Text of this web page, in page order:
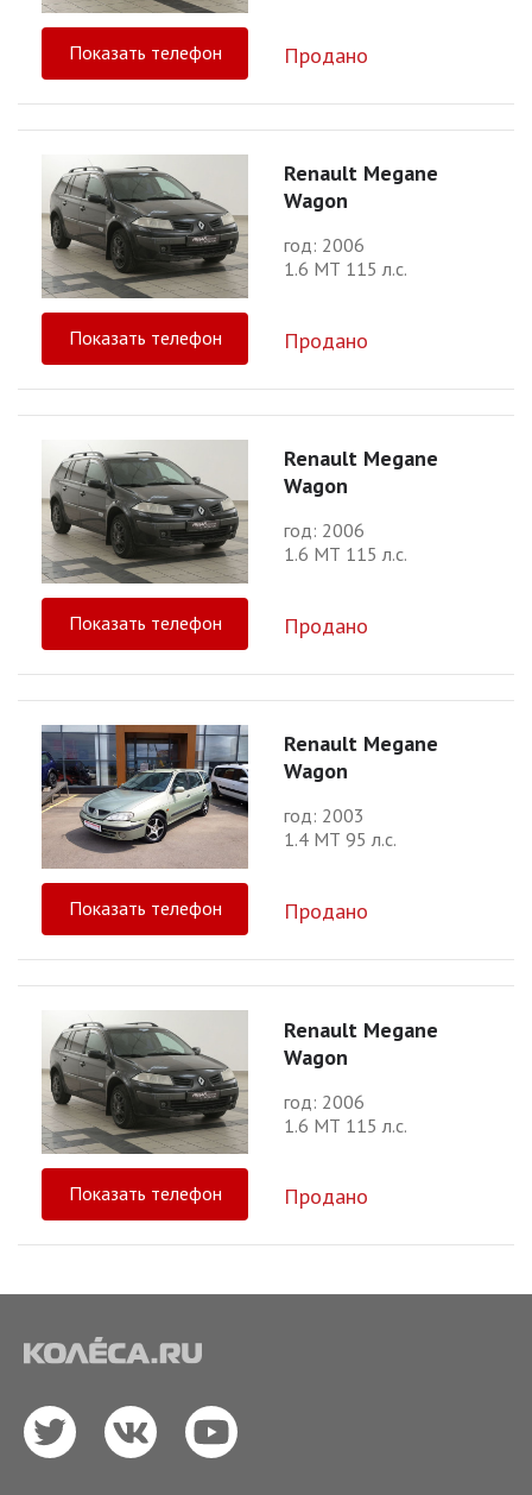
Показать телефон Продано
Renault Megane
Wagon
год: 2006
1.6 МТ 115 л.с.
Показать телефон Продано
Renault Megane
Wagon
год: 2006
1.6 МТ 115 л.с.
Показать телефон Продано
Renault Megane
Wagon
год: 2003
1.4 МТ 95 л.с.
Показать телефон Продано
Renault Megane
Wagon
год: 2006
1.6 МТ 115 л.с.
Показать телефон Продано